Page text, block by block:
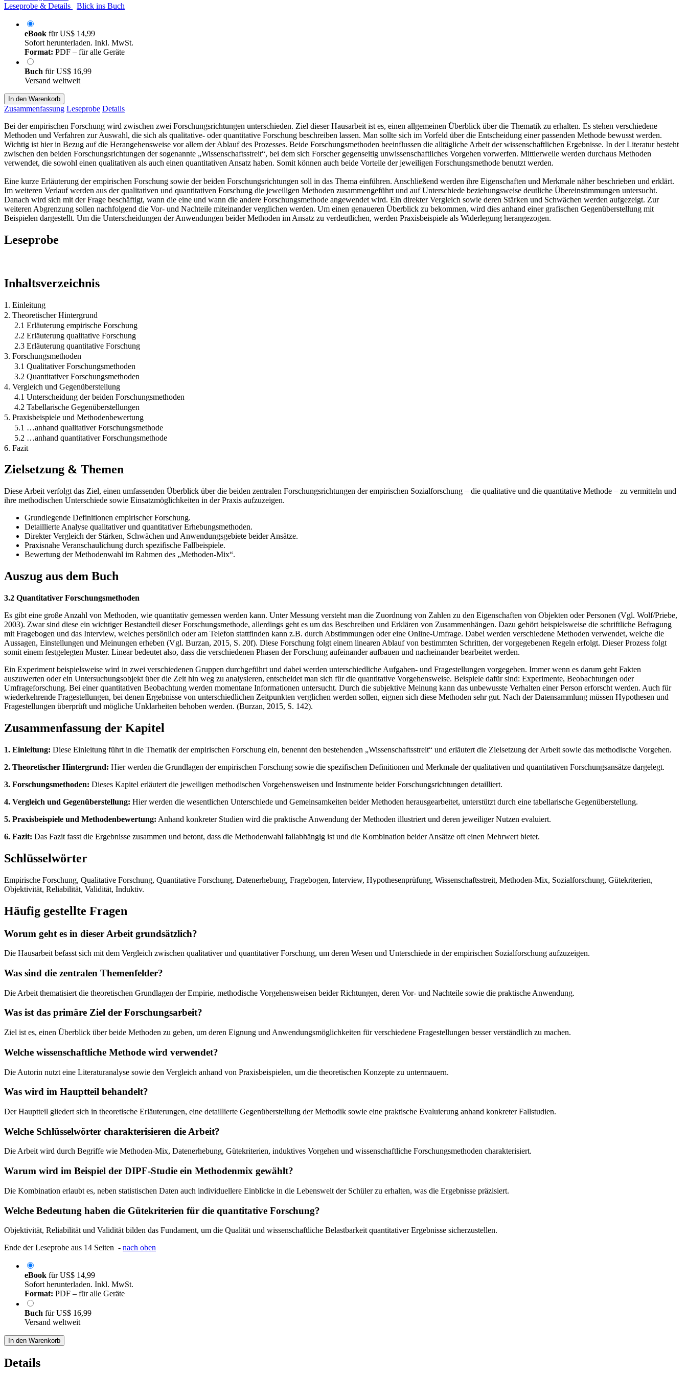
Leseprobe & Details
Blick ins Buch
eBook fürUS$ 14,99
Sofort herunterladen. Inkl. MwSt.
Format: PDF – für alle Geräte
Buch fürUS$ 16,99
Versand weltweit
In den Warenkorb
Zusammenfassung Leseprobe Details
Bei der empirischen Forschung wird zwischen zwei Forschungsrichtungen unterschieden. Ziel dieser Hausarbeit ist es, einen allgemeinen Überblick über die Thematik zu erhalten. Es stehen verschiedene
Methoden und Verfahren zur Auswahl, die sich als qualitative- oder quantitative Forschung beschreiben lassen. Man sollte sich im Vorfeld über die Entscheidung einer passenden Methode bewusst werden.
Wichtig ist hier in Bezug auf die Herangehensweise vor allem der Ablauf des Prozesses. Beide Forschungsmethoden beeinflussen die alltägliche Arbeit der wissenschaftlichen Ergebnisse. In der Literatur besteht
zwischen den beiden Forschungsrichtungen der sogenannte „Wissenschaftsstreit“, bei dem sich Forscher gegenseitig unwissenschaftliches Vorgehen vorwerfen. Mittlerweile werden durchaus Methoden
verwendet, die sowohl einen qualitativen als auch einen quantitativen Ansatz haben. Somit können auch beide Vorteile der jeweiligen Forschungsmethode benutzt werden.
Eine kurze Erläuterung der empirischen Forschung sowie der beiden Forschungsrichtungen soll in das Thema einführen. Anschließend werden ihre Eigenschaften und Merkmale näher beschrieben und erklärt.
Im weiteren Verlauf werden aus der qualitativen und quantitativen Forschung die jeweiligen Methoden zusammengeführt und auf Unterschiede beziehungsweise deutliche Übereinstimmungen untersucht.
Danach wird sich mit der Frage beschäftigt, wann die eine und wann die andere Forschungsmethode angewendet wird. Ein direkter Vergleich sowie deren Stärken und Schwächen werden aufgezeigt. Zur
weiteren Abgrenzung sollen nachfolgend die Vor- und Nachteile miteinander verglichen werden. Um einen genaueren Überblick zu bekommen, wird dies anhand einer grafischen Gegenüberstellung mit
Beispielen dargestellt. Um die Unterscheidungen der Anwendungen beider Methoden im Ansatz zu verdeutlichen, werden Praxisbeispiele als Widerlegung herangezogen.
Leseprobe
Inhaltsverzeichnis
1. Einleitung
2. Theoretischer Hintergrund
2.1 Erläuterung empirische Forschung
2.2 Erläuterung qualitative Forschung
2.3 Erläuterung quantitative Forschung
3. Forschungsmethoden
3.1 Qualitativer Forschungsmethoden
3.2 Quantitativer Forschungsmethoden
4. Vergleich und Gegenüberstellung
4.1 Unterscheidung der beiden Forschungsmethoden
4.2 Tabellarische Gegenüberstellungen
5. Praxisbeispiele und Methodenbewertung
5.1 …anhand qualitativer Forschungsmethode
5.2 …anhand quantitativer Forschungsmethode
6. Fazit
Zielsetzung & Themen
Diese Arbeit verfolgt das Ziel, einen umfassenden Überblick über die beiden zentralen Forschungsrichtungen der empirischen Sozialforschung – die qualitative und die quantitative Methode – zu vermitteln und
ihre methodischen Unterschiede sowie Einsatzmöglichkeiten in der Praxis aufzuzeigen.
Grundlegende Definitionen empirischer Forschung.
Detaillierte Analyse qualitativer und quantitativer Erhebungsmethoden.
Direkter Vergleich der Stärken, Schwächen und Anwendungsgebiete beider Ansätze.
Praxisnahe Veranschaulichung durch spezifische Fallbeispiele.
Bewertung der Methodenwahl im Rahmen des „Methoden-Mix“.
Auszug aus dem Buch
3.2 Quantitativer Forschungsmethoden
Es gibt eine große Anzahl von Methoden, wie quantitativ gemessen werden kann. Unter Messung versteht man die Zuordnung von Zahlen zu den Eigenschaften von Objekten oder Personen (Vgl. Wolf/Priebe,
2003). Zwar sind diese ein wichtiger Bestandteil dieser Forschungsmethode, allerdings geht es um das Beschreiben und Erklären von Zusammenhängen. Dazu gehört beispielsweise die schriftliche Befragung
mit Fragebogen und das Interview, welches persönlich oder am Telefon stattfinden kann z.B. durch Abstimmungen oder eine Online-Umfrage. Dabei werden verschiedene Methoden verwendet, welche die
Aussagen, Einstellungen und Meinungen erheben (Vgl. Burzan, 2015, S. 20f). Diese Forschung folgt einem linearen Ablauf von bestimmten Schritten, der vorgegebenen Regeln erfolgt. Dieser Prozess folgt
somit einem festgelegten Muster. Linear bedeutet also, dass die verschiedenen Phasen der Forschung aufeinander aufbauen und nacheinander bearbeitet werden.
Ein Experiment beispielsweise wird in zwei verschiedenen Gruppen durchgeführt und dabei werden unterschiedliche Aufgaben- und Fragestellungen vorgegeben. Immer wenn es darum geht Fakten
auszuwerten oder ein Untersuchungsobjekt über die Zeit hin weg zu analysieren, entscheidet man sich für die quantitative Vorgehensweise. Beispiele dafür sind: Experimente, Beobachtungen oder
Umfrageforschung. Bei einer quantitativen Beobachtung werden momentane Informationen untersucht. Durch die subjektive Meinung kann das unbewusste Verhalten einer Person erforscht werden. Auch für
wiederkehrende Fragestellungen, bei denen Ergebnisse von unterschiedlichen Zeitpunkten verglichen werden sollen, eignen sich diese Methoden sehr gut. Nach der Datensammlung müssen Hypothesen und
Fragestellungen überprüft und mögliche Unklarheiten behoben werden. (Burzan, 2015, S. 142).
Zusammenfassung der Kapitel
1. Einleitung: Diese Einleitung führt in die Thematik der empirischen Forschung ein, benennt den bestehenden „Wissenschaftsstreit“ und erläutert die Zielsetzung der Arbeit sowie das methodische Vorgehen.
2. Theoretischer Hintergrund: Hier werden die Grundlagen der empirischen Forschung sowie die spezifischen Definitionen und Merkmale der qualitativen und quantitativen Forschungsansätze dargelegt.
3. Forschungsmethoden: Dieses Kapitel erläutert die jeweiligen methodischen Vorgehensweisen und Instrumente beider Forschungsrichtungen detailliert.
4. Vergleich und Gegenüberstellung: Hier werden die wesentlichen Unterschiede und Gemeinsamkeiten beider Methoden herausgearbeitet, unterstützt durch eine tabellarische Gegenüberstellung.
5. Praxisbeispiele und Methodenbewertung: Anhand konkreter Studien wird die praktische Anwendung der Methoden illustriert und deren jeweiliger Nutzen evaluiert.
6. Fazit: Das Fazit fasst die Ergebnisse zusammen und betont, dass die Methodenwahl fallabhängig ist und die Kombination beider Ansätze oft einen Mehrwert bietet.
Schlüsselwörter
Empirische Forschung, Qualitative Forschung, Quantitative Forschung, Datenerhebung, Fragebogen, Interview, Hypothesenprüfung, Wissenschaftsstreit, Methoden-Mix, Sozialforschung, Gütekriterien,
Objektivität, Reliabilität, Validität, Induktiv.
Häufig gestellte Fragen
Worum geht es in dieser Arbeit grundsätzlich?
Die Hausarbeit befasst sich mit dem Vergleich zwischen qualitativer und quantitativer Forschung, um deren Wesen und Unterschiede in der empirischen Sozialforschung aufzuzeigen.
Was sind die zentralen Themenfelder?
Die Arbeit thematisiert die theoretischen Grundlagen der Empirie, methodische Vorgehensweisen beider Richtungen, deren Vor- und Nachteile sowie die praktische Anwendung.
Was ist das primäre Ziel der Forschungsarbeit?
Ziel ist es, einen Überblick über beide Methoden zu geben, um deren Eignung und Anwendungsmöglichkeiten für verschiedene Fragestellungen besser verständlich zu machen.
Welche wissenschaftliche Methode wird verwendet?
Die Autorin nutzt eine Literaturanalyse sowie den Vergleich anhand von Praxisbeispielen, um die theoretischen Konzepte zu untermauern.
Was wird im Hauptteil behandelt?
Der Hauptteil gliedert sich in theoretische Erläuterungen, eine detaillierte Gegenüberstellung der Methodik sowie eine praktische Evaluierung anhand konkreter Fallstudien.
Welche Schlüsselwörter charakterisieren die Arbeit?
Die Arbeit wird durch Begriffe wie Methoden-Mix, Datenerhebung, Gütekriterien, induktives Vorgehen und wissenschaftliche Forschungsmethoden charakterisiert.
Warum wird im Beispiel der DIPF-Studie ein Methodenmix gewählt?
Die Kombination erlaubt es, neben statistischen Daten auch individuellere Einblicke in die Lebenswelt der Schüler zu erhalten, was die Ergebnisse präzisiert.
Welche Bedeutung haben die Gütekriterien für die quantitative Forschung?
Objektivität, Reliabilität und Validität bilden das Fundament, um die Qualität und wissenschaftliche Belastbarkeit quantitativer Ergebnisse sicherzustellen.
Ende der Leseprobe aus 14 Seiten - nach oben
eBook fürUS$ 14,99
Sofort herunterladen. Inkl. MwSt.
Format: PDF – für alle Geräte
Buch fürUS$ 16,99
Versand weltweit
In den Warenkorb
Details